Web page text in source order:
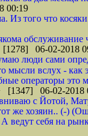
00:19
Из того что
обслуживание
06-02-2018
люди сами
мысли вслух -
операторы это
[1347] 06-02-2018
с Йотой,
же хозяин.. (-)
А ведут себя на